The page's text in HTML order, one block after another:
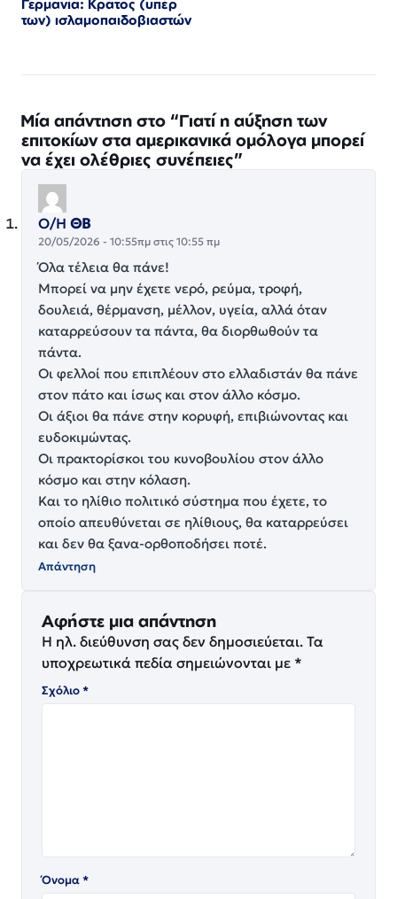
Γερμανία: Κράτος (υπέρ
των) ισλαμοπαιδοβιαστών
Μία απάντηση στο “Γιατί η αύξηση των
επιτοκίων στα αμερικανικά ομόλογα μπορεί
να έχει ολέθριες συνέπειες”
Ο/Η ΘΒ
20/05/2026 - 10:55πμ στις 10:55 πμ
Όλα τέλεια θα πάνε!
Μπορεί να μην έχετε νερό, ρεύμα, τροφή,
δουλειά, θέρμανση, μέλλον, υγεία, αλλά όταν
καταρρεύσουν τα πάντα, θα διορθωθούν τα
πάντα.
Οι φελλοί που επιπλέουν στο ελλαδιστάν θα πάνε
στον πάτο και ίσως και στον άλλο κόσμο.
Οι άξιοι θα πάνε στην κορυφή, επιβιώνοντας και
ευδοκιμώντας.
Οι πρακτορίσκοι του κυνοβουλίου στον άλλο
κόσμο και στην κόλαση.
Και το ηλίθιο πολιτικό σύστημα που έχετε, το
οποίο απευθύνεται σε ηλίθιους, θα καταρρεύσει
και δεν θα ξανα-ορθοποδήσει ποτέ.
Απάντηση
Αφήστε μια απάντηση
Η ηλ. διεύθυνση σας δεν δημοσιεύεται. Τα
υποχρεωτικά πεδία σημειώνονται με *
Σχόλιο*
Όνομα*